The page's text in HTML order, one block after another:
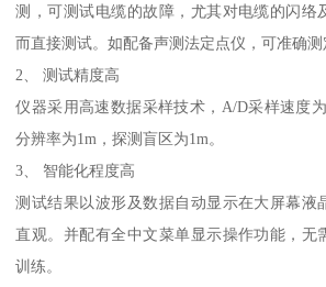
测，可测试电缆的故障，尤其对电缆的闪络
而直接测试。如配备声测法定点仪，可准确测
2、 测试精度高
仪器采用高速数据采样技术，A/D采样速度
分辨率为1m，探测盲区为1m。
3、 智能化程度高
测试结果以波形及数据自动显示在大屏幕液
直观。并配有全中文菜单显示操作功能，无
训练。